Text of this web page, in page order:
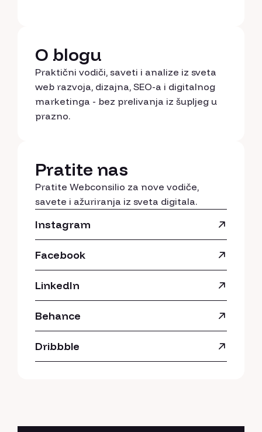
O blogu
Praktični vodiči, saveti i analize iz sveta
web razvoja, dizajna, SEO-a i digitalnog
marketinga - bez prelivanja iz šupljeg u
prazno.
Pratite nas
Pratite Webconsilio za nove vodiče,
savete i ažuriranja iz sveta digitala.
Instagram
Facebook
LinkedIn
Behance
Dribbble